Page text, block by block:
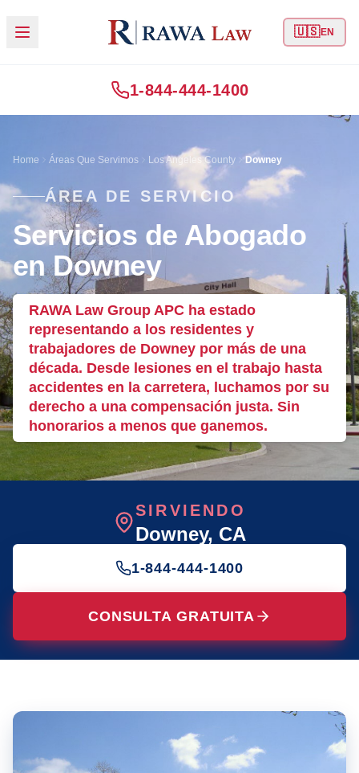
🇺🇸EN
1-844-444-1400
Home Áreas Que Servimos Los Angeles County Downey
ÁREA DE SERVICIO
Servicios de Abogado
en Downey
RAWA Law Group APC ha estado
representando a los residentes y
trabajadores de Downey por más de una
década. Desde lesiones en el trabajo hasta
accidentes en la carretera, luchamos por su
derecho a una compensación justa. Sin
honorarios a menos que ganemos.
SIRVIENDO
Downey, CA
1-844-444-1400
CONSULTA GRATUITA